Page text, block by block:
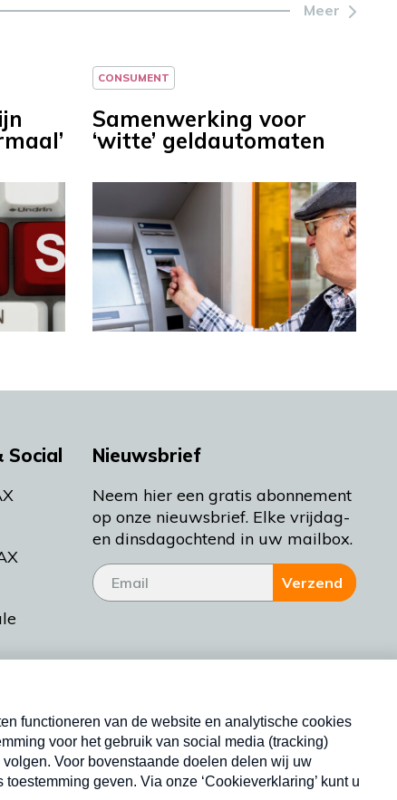
Meer
CONSUMENT
Samenwerking voor
‘witte’ geldautomaten
Social Nieuwsbrief
Neem hier een gratis abonnement
op onze nieuwsbrief. Elke vrijdag-
en dinsdagochtend in uw mailbox.
Verzend
Nieuwsbrief
Neem hier een gratis abonnement op onze